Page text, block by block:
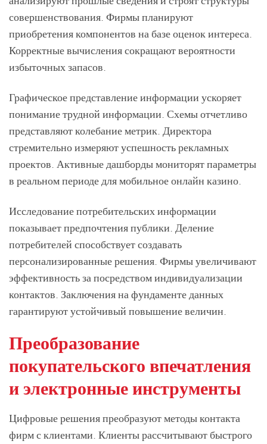
совершенствования. Фирмы планируют
приобретения компонентов на базе оценок интереса.
Корректные вычисления сокращают вероятности
избыточных запасов.
Графическое представление информации ускоряет
понимание трудной информации. Схемы отчетливо
представляют колебание метрик. Директора
стремительно измеряют успешность рекламных
проектов. Активные дашборды мониторят параметры
в реальном периоде для мобильное онлайн казино.
Исследование потребительских информации
показывает предпочтения публики. Деление
потребителей способствует создавать
персонализированные решения. Фирмы увеличивают
эффективность за посредством индивидуализации
контактов. Заключения на фундаменте данных
гарантируют устойчивый повышение величин.
Преобразование
покупательского впечатления
и электронные инструменты
Цифровые решения преобразуют методы контакта
фирм с клиентами. Клиенты рассчитывают быстрого